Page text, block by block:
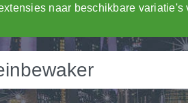
naar beschikbare variatie's